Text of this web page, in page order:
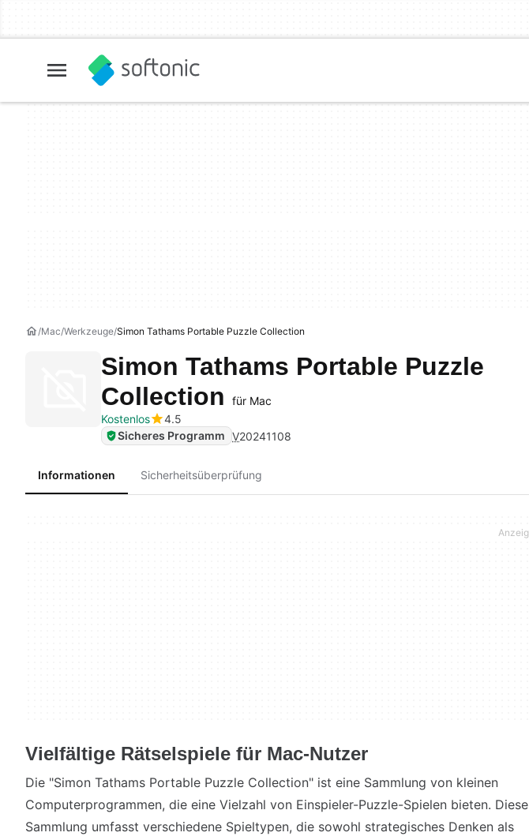
Mac Werkzeuge Simon Tathams Portable Puzzle Collection
Simon Tathams Portable Puzzle
Collection
für Mac
Kostenlos
4.5
Sicheres Programm V20241108
Informationen Sicherheitsüberprüfung
Vielfältige Rätselspiele für Mac-Nutzer
Die "Simon Tathams Portable Puzzle Collection" ist eine Sammlung von kleinen
Computerprogrammen, die eine Vielzahl von Einspieler-Puzzle-Spielen bieten. Diese
Sammlung umfasst verschiedene Spieltypen, die sowohl strategisches Denken als